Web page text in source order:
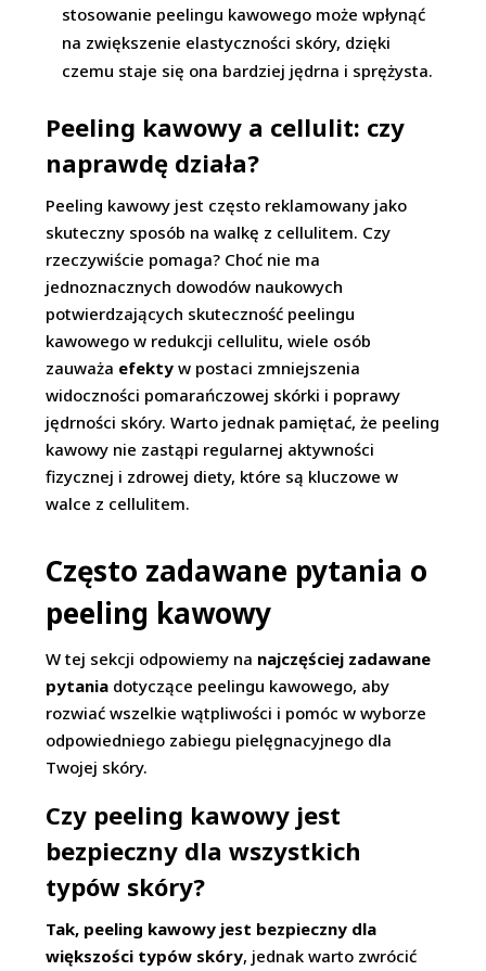
stosowanie peelingu kawowego może wpłynąć
na zwiększenie elastyczności skóry, dzięki
czemu staje się ona bardziej jędrna i sprężysta.
Peeling kawowy a cellulit: czy
naprawdę działa?
Peeling kawowy jest często reklamowany jako
skuteczny sposób na walkę z cellulitem. Czy
rzeczywiście pomaga? Choć nie ma
jednoznacznych dowodów naukowych
potwierdzających skuteczność peelingu
kawowego w redukcji cellulitu, wiele osób
zauważa efekty w postaci zmniejszenia
widoczności pomarańczowej skórki i poprawy
jędrności skóry. Warto jednak pamiętać, że peeling
kawowy nie zastąpi regularnej aktywności
fizycznej i zdrowej diety, które są kluczowe w
walce z cellulitem.
Często zadawane pytania o
peeling kawowy
W tej sekcji odpowiemy na najczęściej zadawane
pytania dotyczące peelingu kawowego, aby
rozwiać wszelkie wątpliwości i pomóc w wyborze
odpowiedniego zabiegu pielęgnacyjnego dla
Twojej skóry.
Czy peeling kawowy jest
bezpieczny dla wszystkich
typów skóry?
Tak, peeling kawowy jest bezpieczny dla
większości typów skóry, jednak warto zwrócić